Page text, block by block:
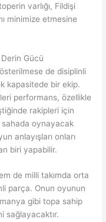
varlığı, Fildişi
minimize etmesine
Gücü
de disiplinli
kapasitede bir ekip.
performans, özellikle
rakipleri için
sahada oynayacak
anlayışları onları
biri yapabilir.
de milli takımda orta
parça. Onun oyunun
gibi topa sahip
sağlayacaktır.